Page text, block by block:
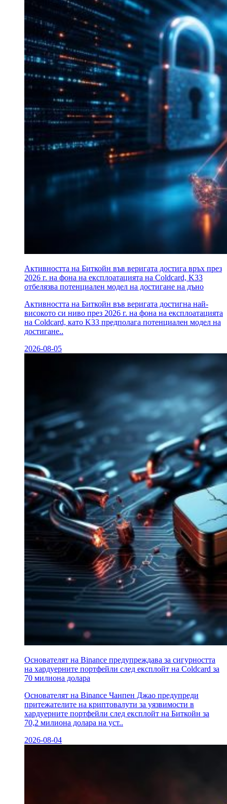
Активността на Биткойн във веригата достига връх през
2026 г. на фона на експлоатацията на Coldcard, K33
отбелязва потенциален модел на достигане на дъно
Активността на Биткойн във веригата достигна най-
високото си ниво през 2026 г. на фона на експлоатацията
на Coldcard, като K33 предполага потенциален модел на
достигане..
2026-08-05
Основателят на Binance предупреждава за сигурността
на хардуерните портфейли след експлойт на Coldcard за
70 милиона долара
Основателят на Binance Чанпен Джао предупреди
притежателите на криптовалути за уязвимости в
хардуерните портфейли след експлойт на Биткойн за
70,2 милиона долара на уст..
2026-08-04